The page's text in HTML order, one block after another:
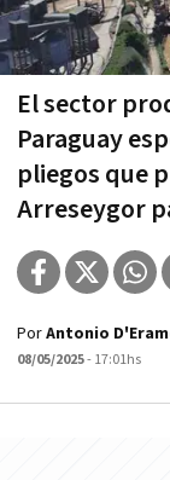
El sector
Paraguay
pliegos que
Arreseygor
PorAntonio
08/05/2025- 17:01hs